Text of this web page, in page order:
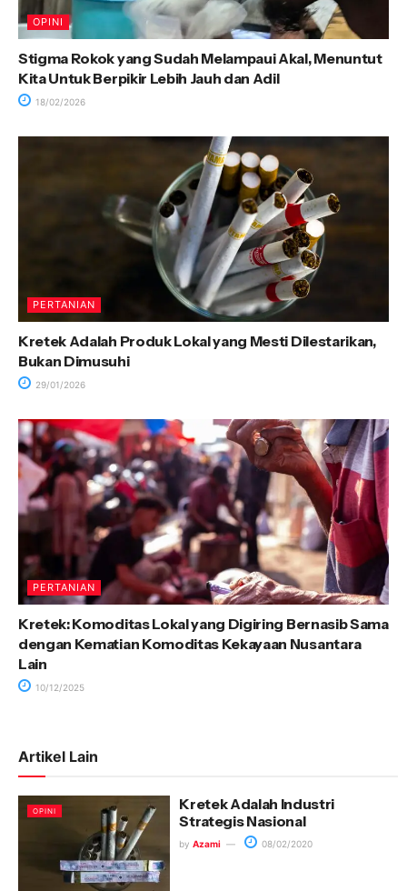
OPINI
Stigma Rokok yang Sudah Melampaui Akal, Menuntut
Kita Untuk Berpikir Lebih Jauh dan Adil
18/02/2026
PERTANIAN
Kretek Adalah Produk Lokal yang Mesti Dilestarikan,
Bukan Dimusuhi
29/01/2026
PERTANIAN
Kretek: Komoditas Lokal yang Digiring Bernasib Sama
dengan Kematian Komoditas Kekayaan Nusantara
Lain
10/12/2025
Artikel Lain
OPINI
Kretek Adalah Industri
Strategis Nasional
by Azami 08/02/2020